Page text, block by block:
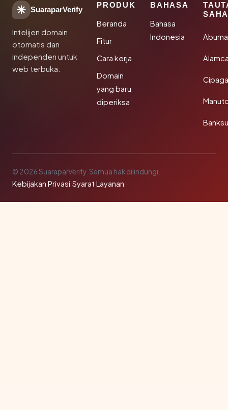
SuaraparVerify
Intelijen domain
otomatis dan
independen untuk
web terbuka.
PRODUK
Beranda
Fitur
Cara kerja
Domain
yang baru
diperiksa
BAHASA
Bahasa
Indonesia
© 2026 SuaraparVerify. Semua hak dilindungi.
Kebijakan Privasi·Syarat Layanan